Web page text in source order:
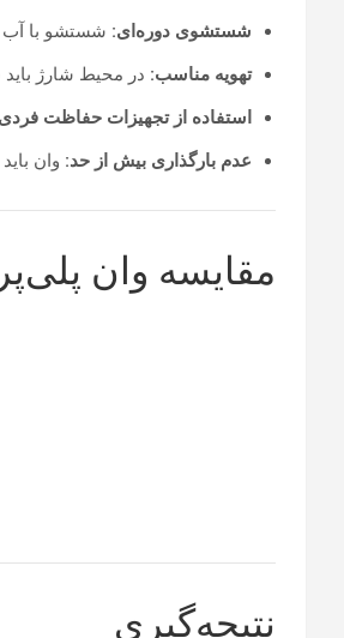
شستشوی دوره‌ای: شستشو با آب
تهویه مناسب: در محیط شارژ
استفاده از تجهیزات حفاظت
عدم بارگذاری بیش از حد: وان
مقایسه وان
نتیجه‌گیری